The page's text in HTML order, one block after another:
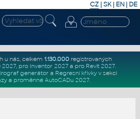
CZ | SK| EN | DE
u nás, celkem 1.130.000registrovaných
2027, pro Inventor 2027a pro Revit 2027.
generátor a Regresní křivkyv sekci
a proměnné AutoCADu 2027.